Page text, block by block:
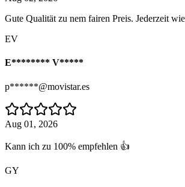
Gute Qualität zu nem fairen Preis. Jederzeit
EV
E******** V*****
p******@movistar.es
Aug 01, 2026
Kann ich zu 100% empfehlen 👍
GY